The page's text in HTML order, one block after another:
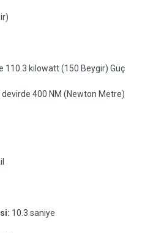
110.3 kilowatt (150 Beygir) Güç
400 NM (Newton Metre)
10.3 saniye